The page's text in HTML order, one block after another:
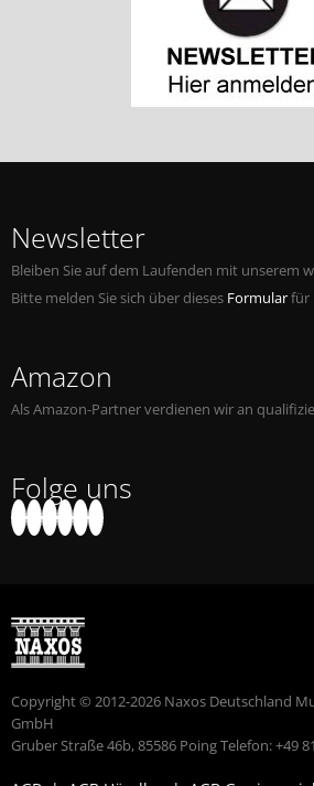
Newsletter
Bleiben Sie auf dem Laufenden mit unserem
Bitte melden Sie sich über dieses Formularfür
Amazon
Als Amazon-Partner verdienen wir an
Folge uns
Copyright © 2012-2026 Naxos Deutschland
GmbH
Gruber Straße 46b, 85586 Poing Telefon: +49